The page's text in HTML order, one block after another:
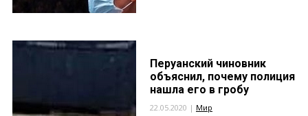
Перуанский чиновник
объяснил, почему полиция
нашла его в гробу
22.05.2020 | Мир